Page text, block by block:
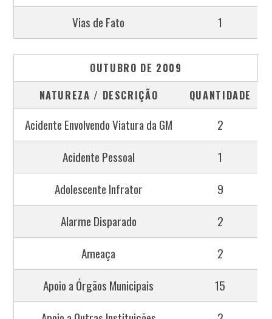
Vias de Fato
1
OUTUBRO DE 2009
NATUREZA / DESCRIÇÃO
QUANTIDADE
Acidente Envolvendo Viatura da GM
2
Acidente Pessoal
1
Adolescente Infrator
9
Alarme Disparado
2
Ameaça
2
Apoio a Órgãos Municipais
15